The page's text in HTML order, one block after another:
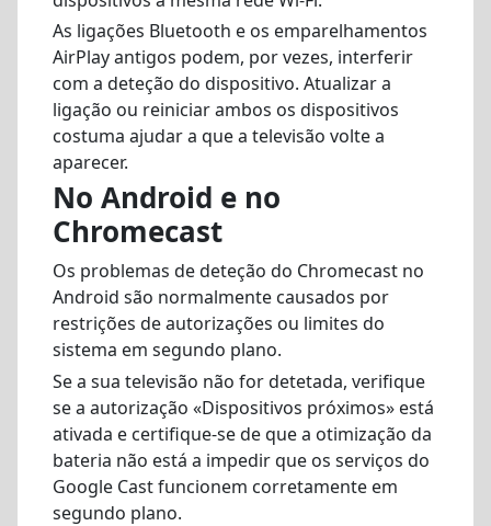
As ligações Bluetooth e os emparelhamentos
AirPlay antigos podem, por vezes, interferir
com a deteção do dispositivo. Atualizar a
ligação ou reiniciar ambos os dispositivos
costuma ajudar a que a televisão volte a
aparecer.
No Android e no
Chromecast
Os problemas de deteção do Chromecast no
Android são normalmente causados por
restrições de autorizações ou limites do
sistema em segundo plano.
Se a sua televisão não for detetada, verifique
se a autorização «Dispositivos próximos» está
ativada e certifique-se de que a otimização da
bateria não está a impedir que os serviços do
Google Cast funcionem corretamente em
segundo plano.